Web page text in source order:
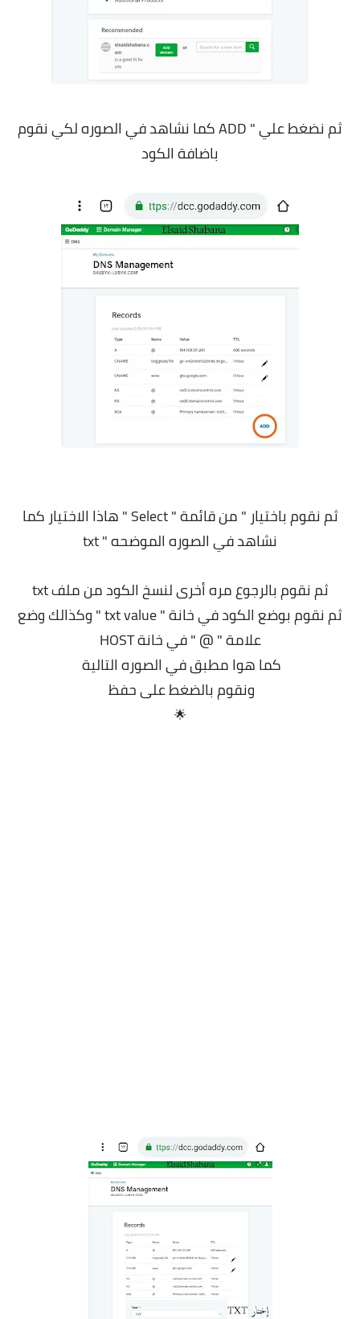
ثم نضغط علي " ADD كما نشاهد في الصوره لكي نقوم
باضافة الكود
ثم نقوم باختيار " من قائمة " Select " هاذا الاختيار كما
نشاهد في الصوره الموضحه " txt
ثم نقوم بالرجوع مره أخرى لنسخ الكود من ملف txt
ثم نقوم بوضع الكود في خانة " txt value " وكذالك وضع
علامة " @ " في خانة HOST
كما هوا مطبق في الصوره التالية
ونقوم بالضغط على حفظ
🌟